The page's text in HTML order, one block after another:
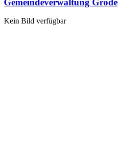
Kein Bild verfügbar